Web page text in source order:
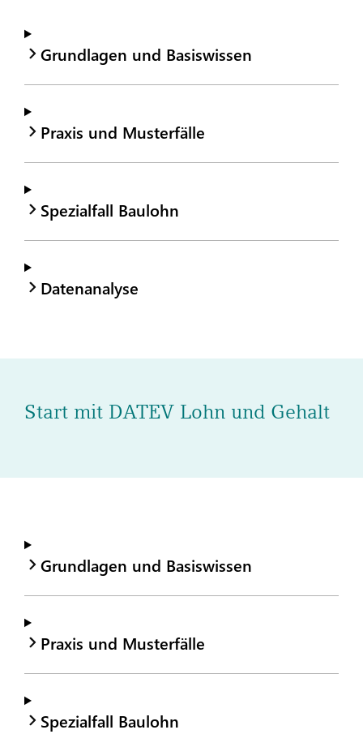
Grundlagen und Basiswissen
Praxis und Musterfälle
Spezialfall Baulohn
Datenanalyse
Start mit DATEV Lohn und Gehalt
Grundlagen und Basiswissen
Praxis und Musterfälle
Spezialfall Baulohn